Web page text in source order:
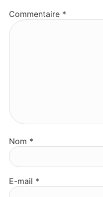
Commentaire *
Nom *
E-mail *